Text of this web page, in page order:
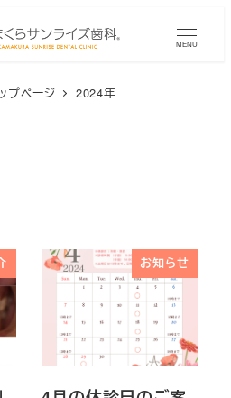
MENU
プページ 2024年
お知らせ